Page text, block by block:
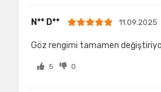
N** D** 11.09.2025
Göz rengimi tamamen
5 0